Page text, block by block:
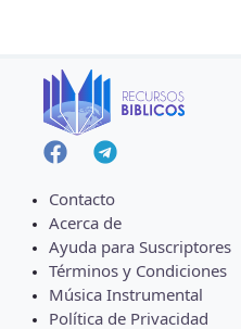
Contacto
Acerca de
Ayuda para Suscriptores
Términos y Condiciones
Música Instrumental
Política de Privacidad